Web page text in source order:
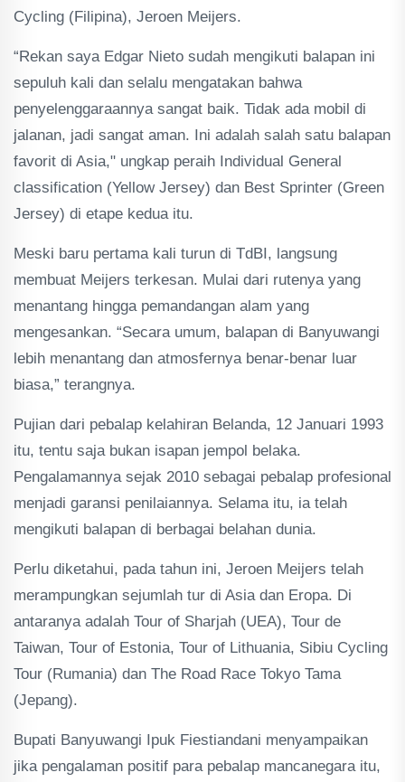
Cycling (Filipina), Jeroen Meijers.
“Rekan saya Edgar Nieto sudah mengikuti balapan ini
sepuluh kali dan selalu mengatakan bahwa
penyelenggaraannya sangat baik. Tidak ada mobil di
jalanan, jadi sangat aman. Ini adalah salah satu balapan
favorit di Asia," ungkap peraih Individual General
classification (Yellow Jersey) dan Best Sprinter (Green
Jersey) di etape kedua itu.
Meski baru pertama kali turun di TdBI, langsung
membuat Meijers terkesan. Mulai dari rutenya yang
menantang hingga pemandangan alam yang
mengesankan. “Secara umum, balapan di Banyuwangi
lebih menantang dan atmosfernya benar-benar luar
biasa,” terangnya.
Pujian dari pebalap kelahiran Belanda, 12 Januari 1993
itu, tentu saja bukan isapan jempol belaka.
Pengalamannya sejak 2010 sebagai pebalap profesional
menjadi garansi penilaiannya. Selama itu, ia telah
mengikuti balapan di berbagai belahan dunia.
Perlu diketahui, pada tahun ini, Jeroen Meijers telah
merampungkan sejumlah tur di Asia dan Eropa. Di
antaranya adalah Tour of Sharjah (UEA), Tour de
Taiwan, Tour of Estonia, Tour of Lithuania, Sibiu Cycling
Tour (Rumania) dan The Road Race Tokyo Tama
(Jepang).
Bupati Banyuwangi Ipuk Fiestiandani menyampaikan
jika pengalaman positif para pebalap mancanegara itu,